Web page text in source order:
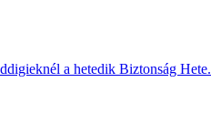
a hetedik Biztonság Hete.